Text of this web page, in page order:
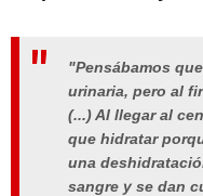
"Pensábamos
urinaria, pero al
(...) Al llegar al
que hidratar
una
sangre y se dan